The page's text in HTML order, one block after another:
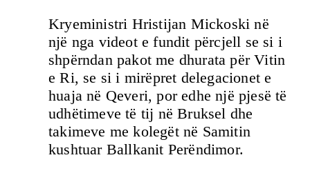
Kryeministri Hristijan Mickoski në
një nga videot e fundit përcjell se si i
shpërndan pakot me dhurata për Vitin
e Ri, se si i mirëpret delegacionet e
huaja në Qeveri, por edhe një pjesë të
udhëtimeve të tij në Bruksel dhe
takimeve me kolegët në Samitin
kushtuar Ballkanit Perëndimor.